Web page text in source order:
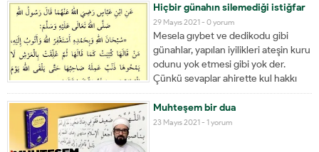
edilmiştir: “Her kim sabahladığında
‘Allah bana yeter, O’ndan başka
hiçbir ilah yoktur, ancak O’na
güvendim ve O, büyük arşın
Rabbidir” derse (bu...
Hiçbir günahın silemediği istiğfar
29 Mayıs 2021 - 0 yorum
Mesela gıybet ve dedikodu gibi
günahlar, yapılan iyilikleri ateşin kuru
odunu yok etmesi gibi yok der.
Çünkü sevaplar ahirette kul hakkı
olarak ödenir. Ancak bu istiğfarın
sevabı asla yok olmaz.
Muhteşem bir dua
23 Mayıs 2021 - 1 yorum